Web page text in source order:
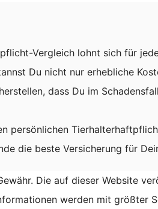
Vergleich lohnt sich für
Du nicht nur erhebliche
dass Du im
persönlichen
die beste Versicherung für
Die auf dieser Website
werden mit größter